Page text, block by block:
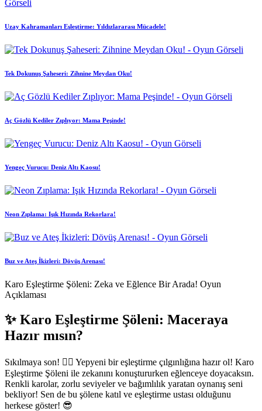
Uzay Kahramanları Eşleştirme: Yıldızlararası Mücadele!
Tek Dokunuş Şaheseri: Zihnine Meydan Oku!
Aç Gözlü Kediler Zıplıyor: Mama Peşinde!
Yengeç Vurucu: Deniz Altı Kaosu!
Neon Zıplama: Işık Hızında Rekorlara!
Buz ve Ateş İkizleri: Dövüş Arenası!
Karo Eşleştirme Şöleni: Zeka ve Eğlence Bir Arada! Oyun
Açıklaması
✨ Karo Eşleştirme Şöleni: Maceraya
Hazır mısın?
Sıkılmaya son! 🙅‍♀️ Yepyeni bir eşleştirme çılgınlığına hazır ol! Karo
Eşleştirme Şöleni ile zekanını konuştururken eğlenceye doyacaksın.
Renkli karolar, zorlu seviyeler ve bağımlılık yaratan oynanış seni
bekliyor! Sen de bu şölene katıl ve eşleştirme ustası olduğunu
herkese göster! 😎